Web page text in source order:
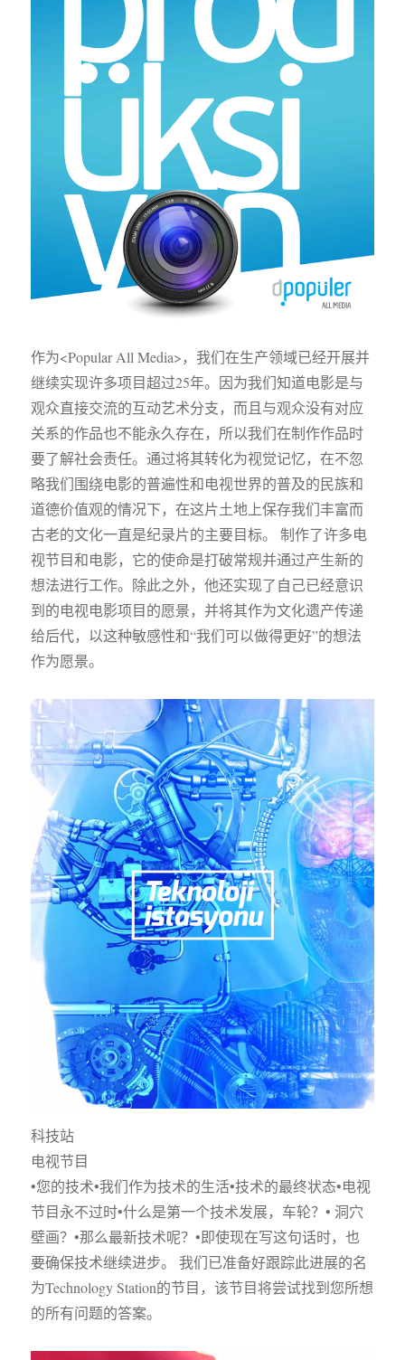
作为<Popular All Media>，我们在生产领域已经开展并
继续实现许多项目超过25年。因为我们知道电影是与
观众直接交流的互动艺术分支，而且与观众没有对应
关系的作品也不能永久存在，所以我们在制作作品时
要了解社会责任。通过将其转化为视觉记忆，在不忽
略我们围绕电影的普遍性和电视世界的普及的民族和
道德价值观的情况下，在这片土地上保存我们丰富而
古老的文化一直是纪录片的主要目标。 制作了许多电
视节目和电影，它的使命是打破常规并通过产生新的
想法进行工作。除此之外，他还实现了自己已经意识
到的电视电影项目的愿景，并将其作为文化遗产传递
给后代，以这种敏感性和“我们可以做得更好”的想法
作为愿景。
科技站
电视节目
•您的技术•我们作为技术的生活•技术的最终状态•电视
节目永不过时•什么是第一个技术发展，车轮？• 洞穴
壁画？•那么最新技术呢？•即使现在写这句话时，也
要确保技术继续进步。 我们已准备好跟踪此进展的名
为Technology Station的节目，该节目将尝试找到您所想
的所有问题的答案。